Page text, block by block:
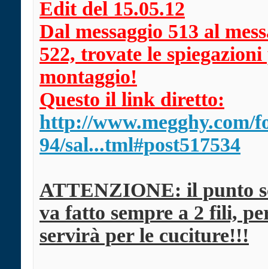
Edit del 15.05.12
Dal messaggio 513 al
522, trovate le
montaggio!
Questo il link diretto:
http://www.megghy.com/
94/sal...tml#post517534
ATTENZIONE: il punto
va fatto sempre a 2 fili,
servirà per le cuciture!!!